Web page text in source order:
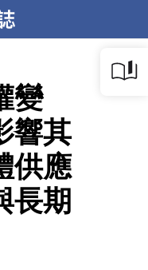
變
響其
供應
長期